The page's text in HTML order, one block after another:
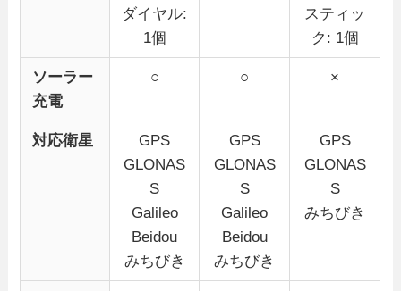
ダイヤル:
1個
スティッ
ク: 1個
ソーラー
充電
○ ○ ×
対応衛星
GPS
GLONAS
S
Galileo
Beidou
みちびき
GPS
GLONAS
S
Galileo
Beidou
みちびき
GPS
GLONAS
S
みちびき